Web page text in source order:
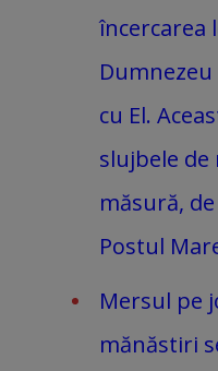
încercarea
cu El.
slujbele de
măsură,
Postul
Mersul pe
mănăstiri